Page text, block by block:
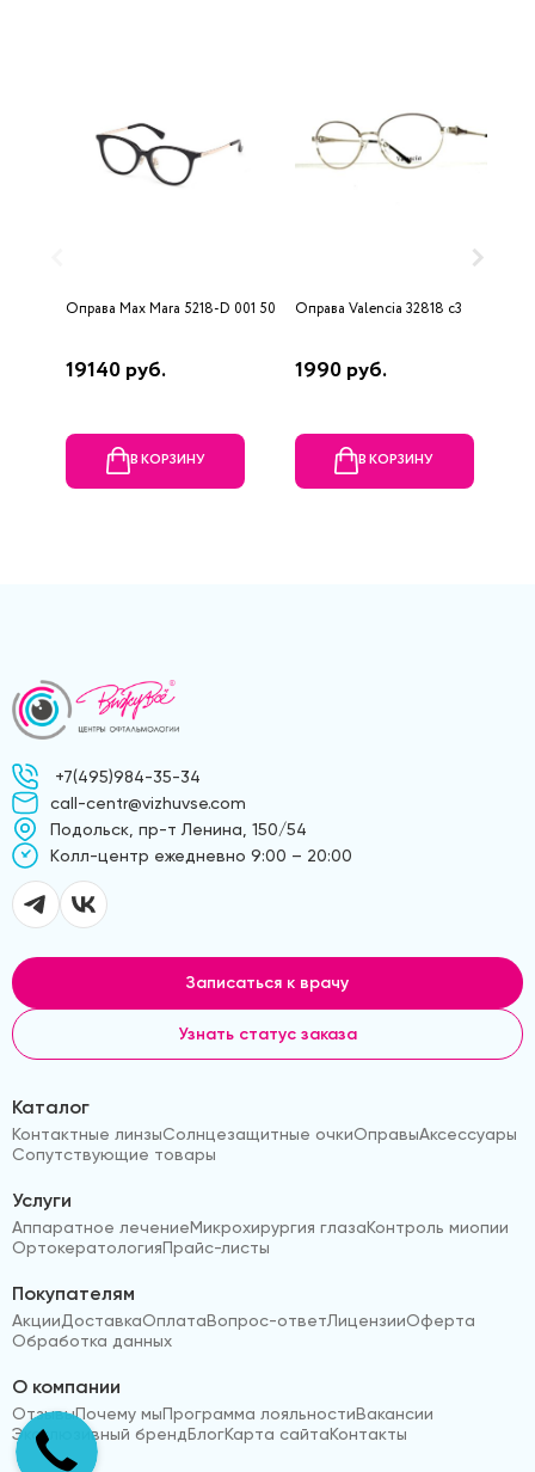
Оправа Max Mara 5218-D 001 50
19140 руб.
В КОРЗИНУ
Оправа Valencia 32818 c3
1990 руб.
В КОРЗИНУ
+7(495)984-35-34
call-centr@vizhuvse.com
Подольск, пр-т Ленина, 150/54
Kолл-центр ежедневно 9:00 – 20:00
Записаться к врачу
Узнать статус заказа
Каталог
Контактные линзыСолнцезащитные очкиОправыАксессуары
Сопутствующие товары
Услуги
Аппаратное лечениеМикрохирургия глазаКонтроль миопии
ОртокератологияПрайс-листы
Покупателям
АкцииДоставкаОплатаВопрос-ответЛицензииОферта
Обработка данных
О компании
ОтзывыПочему мыПрограмма лояльностиВакансии
Эксклюзивный брендБлогКарта сайтаКонтакты